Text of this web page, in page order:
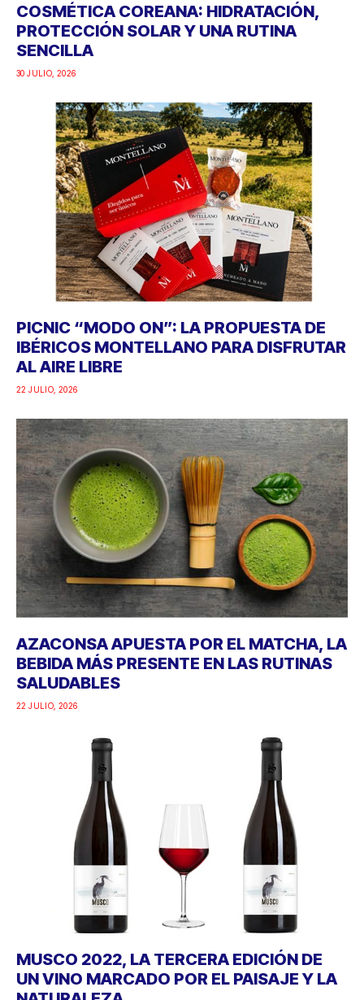
COSMÉTICA COREANA: HIDRATACIÓN,
PROTECCIÓN SOLAR Y UNA RUTINA
SENCILLA
30 JULIO, 2026
PICNIC “MODO ON”: LA PROPUESTA DE
IBÉRICOS MONTELLANO PARA DISFRUTAR
AL AIRE LIBRE
22 JULIO, 2026
AZACONSA APUESTA POR EL MATCHA, LA
BEBIDA MÁS PRESENTE EN LAS RUTINAS
SALUDABLES
22 JULIO, 2026
MUSCO 2022, LA TERCERA EDICIÓN DE
UN VINO MARCADO POR EL PAISAJE Y LA